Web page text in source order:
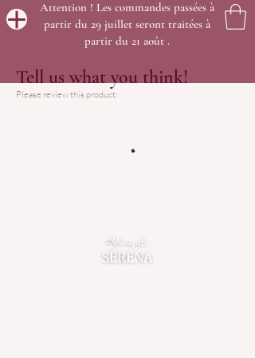
Attention ! Les commandes passées à
partir du 29 juillet seront traitées à
partir du 21 août .
Tell us what you think!
Please review this product: